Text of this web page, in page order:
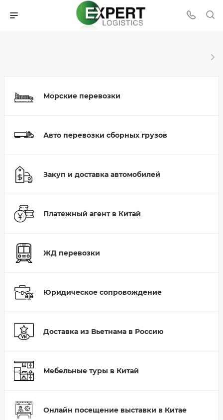
Морские перевозки
Авто перевозки сборных грузов
Закуп и доставка автомобилей
Платежный агент в Китай
ЖД перевозки
Юридическое сопровождение
Доставка из Вьетнама в Россию
Мебельные туры в Китай
Онлайн посещение выставки в Китае